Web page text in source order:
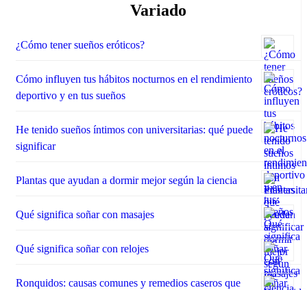
Variado
¿Cómo tener sueños eróticos?
Cómo influyen tus hábitos nocturnos en el rendimiento
deportivo y en tus sueños
He tenido sueños íntimos con universitarias: qué puede
significar
Plantas que ayudan a dormir mejor según la ciencia
Qué significa soñar con masajes
Qué significa soñar con relojes
Ronquidos: causas comunes y remedios caseros que